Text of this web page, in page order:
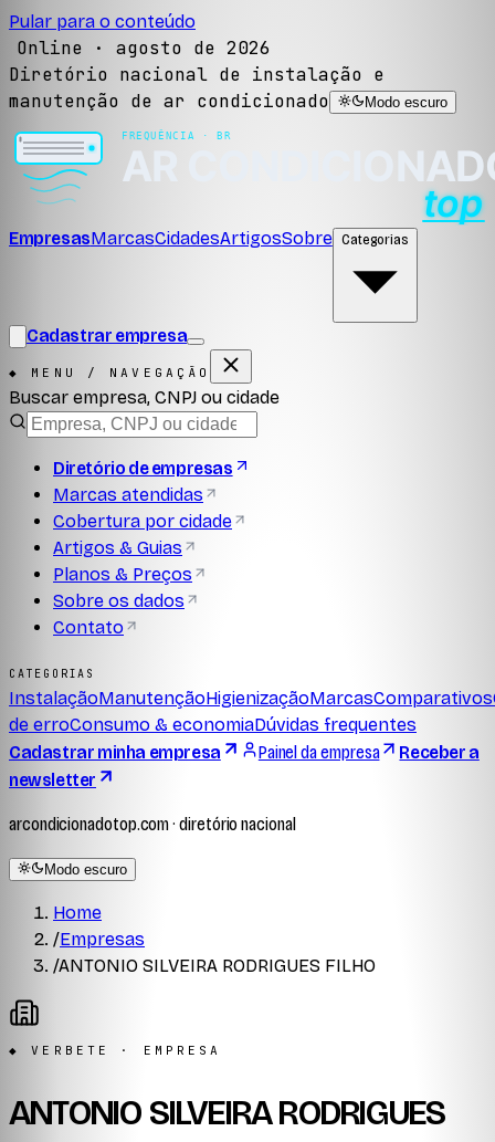
Pular para o conteúdo
Online · agosto de 2026
Diretório nacional de instalação e
manutenção de ar condicionado
Modo escuro
EmpresasMarcasCidadesArtigosSobre Categorias
Cadastrar empresa
◆ MENU / NAVEGAÇÃO
Buscar empresa, CNPJ ou cidade
Diretório de empresas
Marcas atendidas
Cobertura por cidade
Artigos & Guias
Planos & Preços
Sobre os dados
Contato
CATEGORIAS
InstalaçãoManutençãoHigienizaçãoMarcasComparativos
de erroConsumo & economiaDúvidas frequentes
Cadastrar minha empresa
Painel da empresa
Receber a
newsletter
arcondicionadotop.com · diretório nacional
Modo escuro
Home
/Empresas
/ANTONIO SILVEIRA RODRIGUES FILHO
◆ VERBETE · EMPRESA
ANTONIO SILVEIRA RODRIGUES